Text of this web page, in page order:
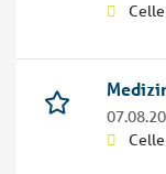
Celle
Celle